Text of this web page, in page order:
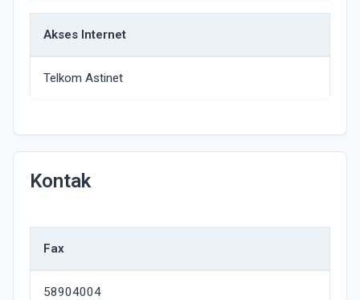
Akses Internet
Telkom Astinet
Kontak
Fax
58904004